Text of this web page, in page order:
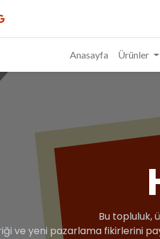
Anasayfa Ürünler
Bu topluluk,
ve yeni pazarlama fikirlerini